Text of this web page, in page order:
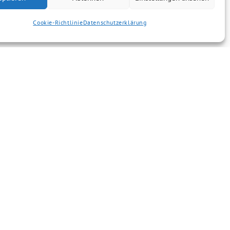
Cookie-RichtlinieDatenschutzerklärung